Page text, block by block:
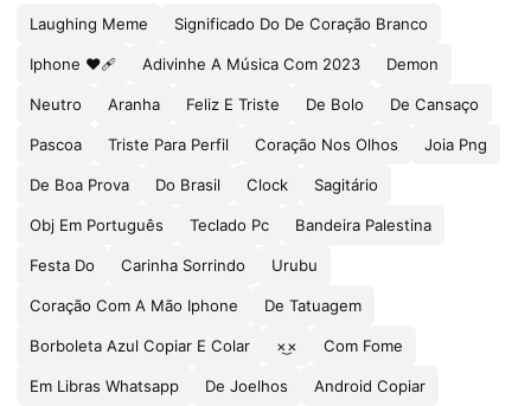
Laughing Meme Significado Do De Coração Branco
Iphone ❤🩹 Adivinhe A Música Com 2023 Demon
Neutro Aranha Feliz E Triste De Bolo De Cansaço
Pascoa Triste Para Perfil Coração Nos Olhos Joia Png
De Boa Prova Do Brasil Clock Sagitário
Obj Em Português Teclado Pc Bandeira Palestina
Festa Do Carinha Sorrindo Urubu
Coração Com A Mão Iphone De Tatuagem
Borboleta Azul Copiar E Colar ×͜× Com Fome
Em Libras Whatsapp De Joelhos Android Copiar